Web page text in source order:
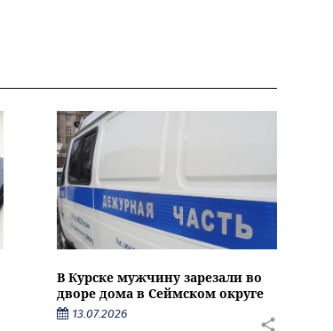
В Курске мужчину зарезали во
дворе дома в Сеймском округе
13.07.2026